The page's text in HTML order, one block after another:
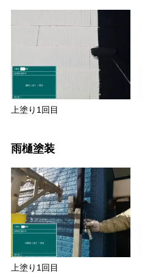
上塗り1回目
雨樋塗装
上塗り1回目